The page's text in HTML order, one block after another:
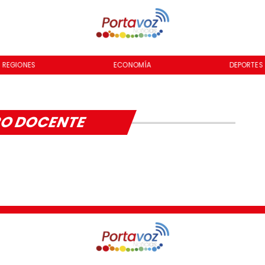
REGIONES ECONOMÍA DEPORTES
DOCENTE